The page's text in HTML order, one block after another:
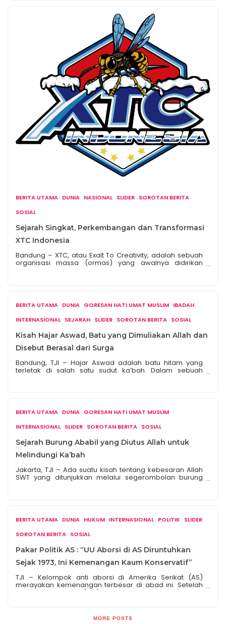
Hongkong, Taiwan, dan dinegara Timur tengah yakni di
BERITA UTAMA DUNIA NASIONAL SLIDER SOROTAN BERITA
SOSIAL
Sejarah Singkat, Perkembangan dan Transformasi
XTC Indonesia
Bandung – XTC, atau Exalt To Creativity, adalah sebuah
organisasi massa (ormas) yang awalnya didirikan
Coitus, namun kemudian diubah […]
BERITA UTAMA DUNIA GORESAN HATI UMAT MUSLIM IBADAH
INTERNASIONAL SEJARAH SLIDER SOROTAN BERITA SOSIAL
Kisah Hajar Aswad, Batu yang Dimuliakan Allah dan
Disebut Berasal dari Surga
Bandung, TJI – Hajar Aswad adalah batu hitam yang
terletak di salah satu sudut ka’bah. Dalam sebuah
al-Anbiya (Kisah Para Nabi). Batu ini diperoleh ketika
Nabi […]
BERITA UTAMA DUNIA GORESAN HATI UMAT MUSLIM
INTERNASIONAL SLIDER SOROTAN BERITA SOSIAL
Sejarah Burung Ababil yang Diutus Allah untuk
Melindungi Ka’bah
Jakarta, TJI – Ada suatu kisah tentang kebesaran Allah
SWT yang ditunjukkan melalui segerombolan burung
Dalam Kitab Zadul Ma’ad, Ibnu Qayyim al-Jauziyyah
menceritakan […]
BERITA UTAMA DUNIA HUKUM INTERNASIONAL POLITIK
SLIDER
SOROTAN BERITA SOSIAL
Pakar Politik AS : “UU Aborsi di AS Diruntuhkan
Sejak 1973, Ini Kemenangan Kaum Konservatif”
TJI – Kelompok anti aborsi di Amerika Serikat (AS)
merayakan kemenangan terbesar di abad ini. Setelah
Mahkamah Agung (MA) di negaranya mencabut UU
Massie PhD, Presiden Donald Trump salah satu
MORE POSTS